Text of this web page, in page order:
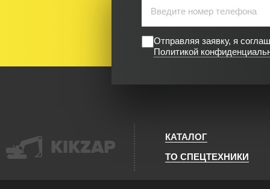
Отправляя заявку, я
Политикой
KIKZAP
КАТАЛОГ
ТО СПЕЦТЕХНИКИ